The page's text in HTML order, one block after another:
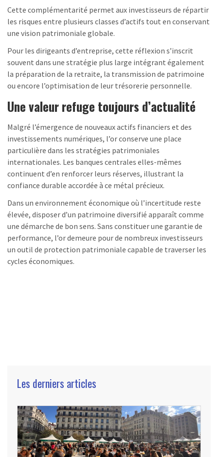
Cette complémentarité permet aux investisseurs de répartir
les risques entre plusieurs classes d’actifs tout en conservant
une vision patrimoniale globale.
Pour les dirigeants d’entreprise, cette réflexion s’inscrit
souvent dans une stratégie plus large intégrant également
la préparation de la retraite, la transmission de patrimoine
ou encore l’optimisation de leur trésorerie personnelle.
Une valeur refuge toujours d’actualité
Malgré l’émergence de nouveaux actifs financiers et des
investissements numériques, l’or conserve une place
particulière dans les stratégies patrimoniales
internationales. Les banques centrales elles-mêmes
continuent d’en renforcer leurs réserves, illustrant la
confiance durable accordée à ce métal précieux.
Dans un environnement économique où l’incertitude reste
élevée, disposer d’un patrimoine diversifié apparaît comme
une démarche de bon sens. Sans constituer une garantie de
performance, l’or demeure pour de nombreux investisseurs
un outil de protection patrimoniale capable de traverser les
cycles économiques.
Les derniers articles